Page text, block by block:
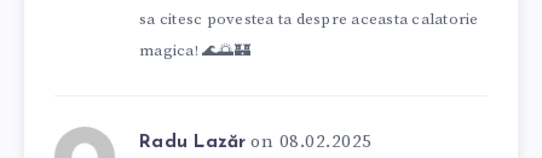
sa citesc povestea ta despre aceasta calatorie
magica! 🌊🌅🏰
Radu Lazăr on 08.02.2025